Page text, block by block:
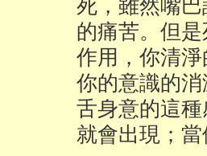
的痛苦。但
作用，你清
你的意識的
舌身意的這
就會出現；